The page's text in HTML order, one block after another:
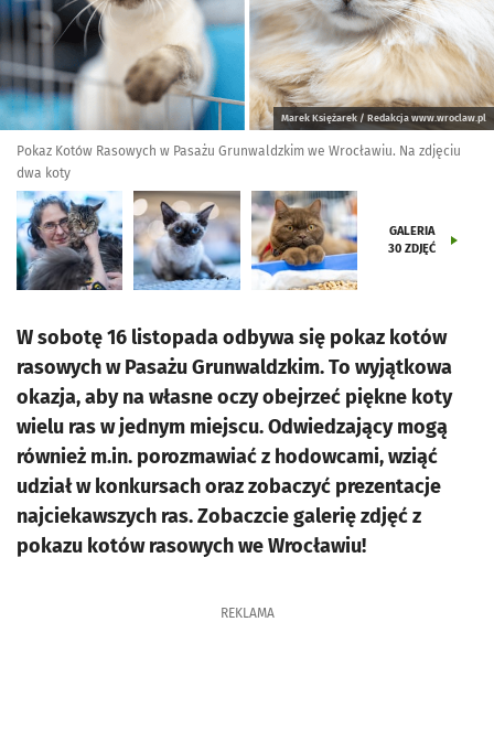
Marek Księżarek / Redakcja www.wroclaw.pl
Pokaz Kotów Rasowych w Pasażu Grunwaldzkim we Wrocławiu. Na zdjęciu
dwa koty
GALERIA
30 ZDJĘĆ
W sobotę 16 listopada odbywa się pokaz kotów
rasowych w Pasażu Grunwaldzkim. To wyjątkowa
okazja, aby na własne oczy obejrzeć piękne koty
wielu ras w jednym miejscu. Odwiedzający mogą
również m.in. porozmawiać z hodowcami, wziąć
udział w konkursach oraz zobaczyć prezentacje
najciekawszych ras. Zobaczcie galerię zdjęć z
pokazu kotów rasowych we Wrocławiu!
REKLAMA